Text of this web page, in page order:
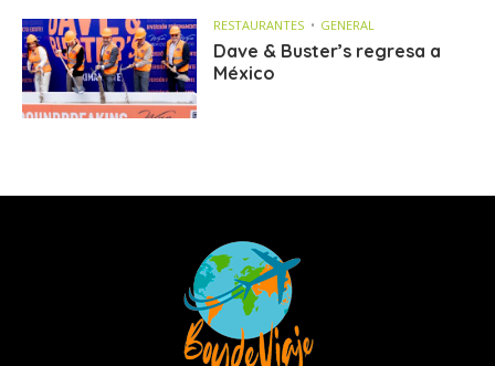
RESTAURANTES GENERAL
Dave & Buster’s regresa a
México